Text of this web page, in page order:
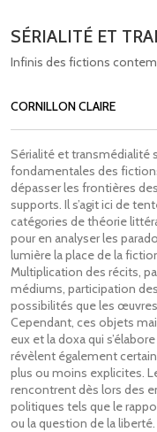
SÉRIALITÉ ET
Infinis des fictions
CORNILLON CLAIRE
Sérialité et transmédialité
fondamentales des
dépasser les frontières
supports. Il s’agit ici de
catégories de théorie
pour en analyser les
lumière la place de la
Multiplication des récits,
médiums, participation
possibilités que les œuvres
Cependant, ces objets
eux et la doxa qui
révèlent également
plus ou moins explicites.
rencontrent dès lors des
politiques tels que le
ou la question de la liberté.